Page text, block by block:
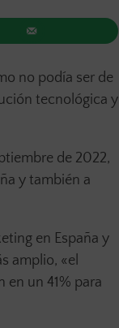
no podía ser de
tecnológica y
de 2022,
y también a
en España y
amplio, «el
un 41% para